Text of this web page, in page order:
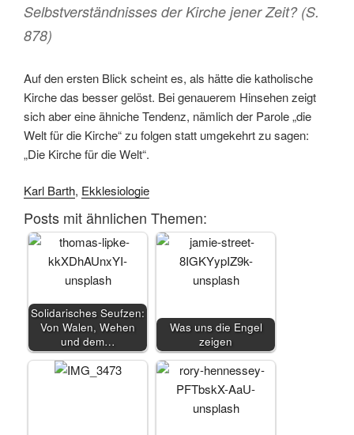
Selbstverständnisses der Kirche jener Zeit? (S.
878)
Auf den ersten Blick scheint es, als hätte die katholische
Kirche das besser gelöst. Bei genauerem Hinsehen zeigt
sich aber eine ähniche Tendenz, nämlich der Parole „die
Welt für die Kirche“ zu folgen statt umgekehrt zu sagen:
„Die Kirche für die Welt“.
Karl Barth, Ekklesiologie
Posts mit ähnlichen Themen:
Solidarisches Seufzen:
Von Walen, Wehen
und dem…
Was uns die Engel
zeigen